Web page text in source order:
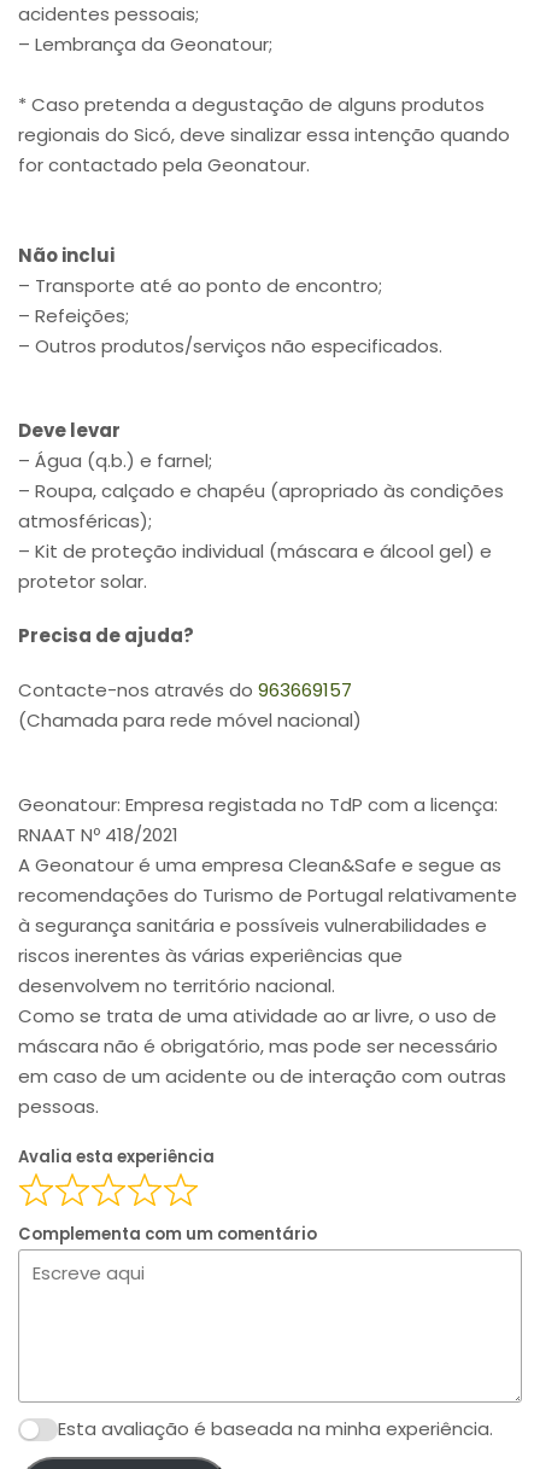
acidentes pessoais;
– Lembrança da Geonatour;
* Caso pretenda a degustação de alguns produtos
regionais do Sicó, deve sinalizar essa intenção quando
for contactado pela Geonatour.
Não inclui
– Transporte até ao ponto de encontro;
– Refeições;
– Outros produtos/serviços não especificados.
Deve levar
– Água (q.b.) e farnel;
– Roupa, calçado e chapéu (apropriado às condições
atmosféricas);
– Kit de proteção individual (máscara e álcool gel) e
protetor solar.
Precisa de ajuda?
Contacte-nos através do 963669157
(Chamada para rede móvel nacional)
Geonatour: Empresa registada no TdP com a licença:
RNAAT Nº 418/2021
A Geonatour é uma empresa Clean&Safe e segue as
recomendações do Turismo de Portugal relativamente
à segurança sanitária e possíveis vulnerabilidades e
riscos inerentes às várias experiências que
desenvolvem no território nacional.
Como se trata de uma atividade ao ar livre, o uso de
máscara não é obrigatório, mas pode ser necessário
em caso de um acidente ou de interação com outras
pessoas.
Avalia esta experiência
Complementa com um comentário
Esta avaliação é baseada na minha experiência.